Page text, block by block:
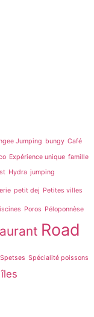
Jumping bungy Café
Expérience unique famille
Hydra jumping
petit dej Petites villes
Poros Péloponnèse
Road
Spetses Spécialité poissons
îles